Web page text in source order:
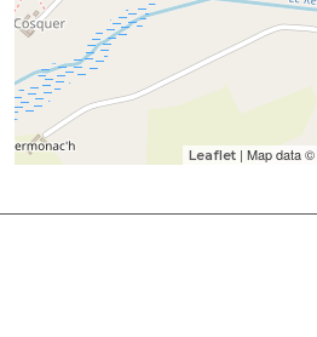
Leaflet | Map data ©